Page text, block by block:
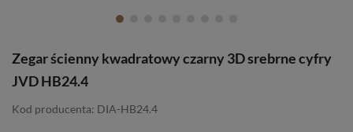
Zegar ścienny kwadratowy czarny 3D srebrne cyfry
JVD HB24.4
Kod producenta: DIA-HB24.4